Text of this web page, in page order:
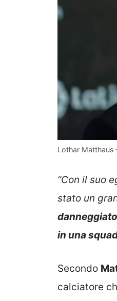
Lothar Matthaus
“Con il suo
stato un
in una
Secondo
calciatore